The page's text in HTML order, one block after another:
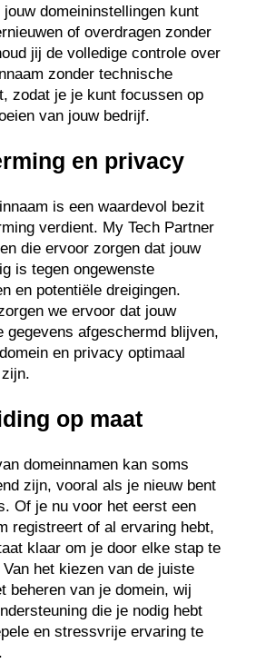
jouw domeininstellingen kunt
of overdragen zonder
jij de volledige controle over
zonder technische
zodat je je kunt focussen op
van jouw bedrijf.
en privacy
is een waardevol bezit
verdient. My Tech Partner
die ervoor zorgen dat jouw
is tegen ongewenste
en potentiële dreigingen.
we ervoor dat jouw
gegevens afgeschermd blijven,
en privacy optimaal
op maat
domeinnamen kan soms
zijn, vooral als je nieuw bent
Of je nu voor het eerst een
registreert of al ervaring hebt,
klaar om je door elke stap te
Van het kiezen van de juiste
beheren van je domein, wij
die je nodig hebt
en stressvrije ervaring te